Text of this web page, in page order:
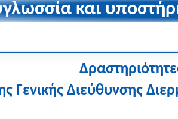
και
Γενικής Διεύθυνσης